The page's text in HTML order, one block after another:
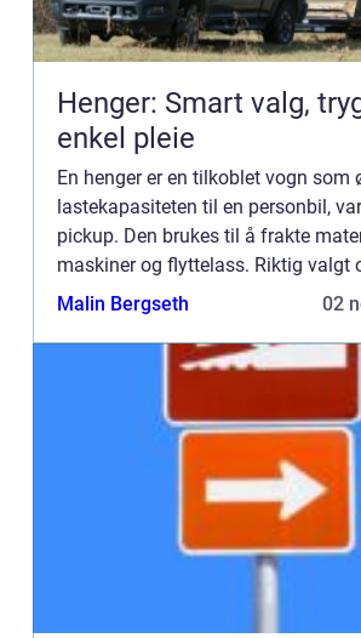
Henger: Smart valg,
enkel pleie
En henger er en tilkoblet vogn som
lastekapasiteten til en personbil,
pickup. Den brukes til å frakte
maskiner og flyttelass. Riktig valgt
gir den trygg transport, lav slitasje...
Malin Bergseth 02